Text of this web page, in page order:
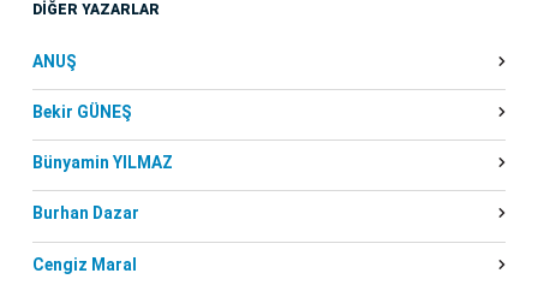
DİĞER YAZARLAR
ANUŞ
Bekir GÜNEŞ
Bünyamin YILMAZ
Burhan Dazar
Cengiz Maral